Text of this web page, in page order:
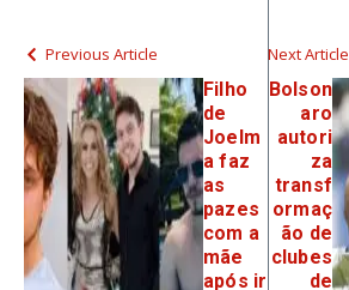
Previous Article
Filho
de
Joelm
a faz
as
pazes
com a
mãe
após ir
Next Article
Bolson
aro
autori
za
transf
ormaç
ão de
clubes
de